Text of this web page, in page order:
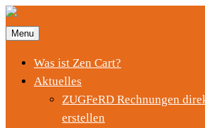
Menu
Was ist Zen Cart?
Aktuelles
ZUGFeRD Rechnungen
erstellen